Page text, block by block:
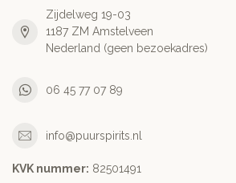
Zijdelweg 19-03
1187 ZM Amstelveen
Nederland (geen bezoekadres)
06 45 77 07 89
info@puurspirits.nl
KVK nummer: 82501491